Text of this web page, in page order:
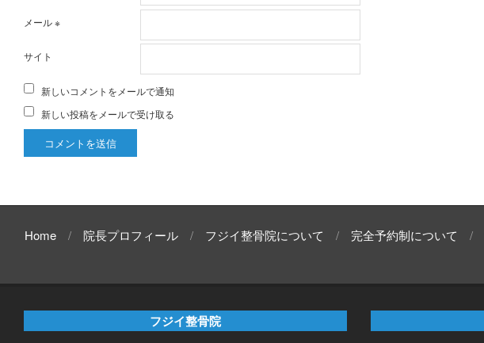
メール※
サイト
新しいコメントをメールで通知
新しい投稿をメールで受け取る
Home 院長プロフィール フジイ整骨院について 完全予約制について
フジイ整骨院